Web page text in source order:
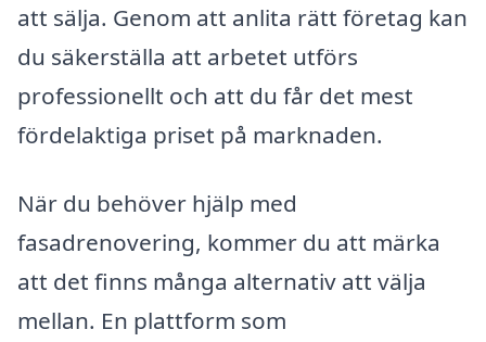
att sälja. Genom att anlita rätt företag kan
du säkerställa att arbetet utförs
professionellt och att du får det mest
fördelaktiga priset på marknaden.
När du behöver hjälp med
fasadrenovering, kommer du att märka
att det finns många alternativ att välja
mellan. En plattform som